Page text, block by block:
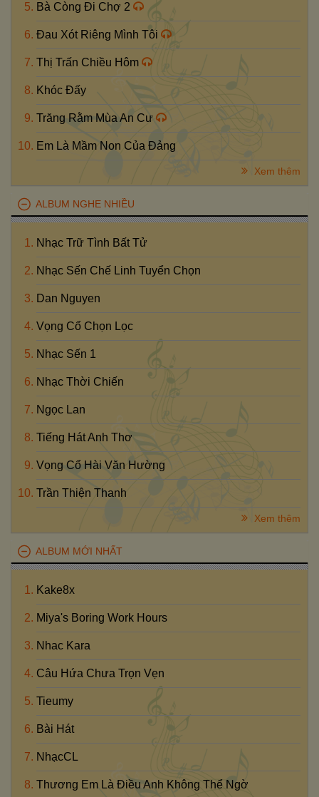
Bà Còng Đi Chợ 2
Đau Xót Riêng Mình Tôi
Thị Trấn Chiều Hôm
Khóc Đấy
Trăng Rằm Mùa An Cư
Em Là Mầm Non Của Đảng
Xem thêm
ALBUM NGHE NHIỀU
Nhạc Trữ Tình Bất Tử
Nhạc Sến Chế Linh Tuyển Chọn
Dan Nguyen
Vọng Cổ Chọn Lọc
Nhạc Sến 1
Nhạc Thời Chiến
Ngọc Lan
Tiếng Hát Anh Thơ
Vọng Cổ Hài Văn Hường
Trần Thiện Thanh
Xem thêm
ALBUM MỚI NHẤT
Kake8x
Miya's Boring Work Hours
Nhac Kara
Câu Hứa Chưa Trọn Vẹn
Tieumy
Bài Hát
NhạcCL
Thương Em Là Điều Anh Không Thể Ngờ